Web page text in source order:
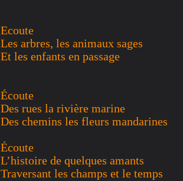
Ecoute
Les arbres, les animaux sages
Et les enfants en passage
Écoute
Des rues la rivière marine
Des chemins les fleurs mandarines
Écoute
L’histoire de quelques amants
Traversant les champs et le temps